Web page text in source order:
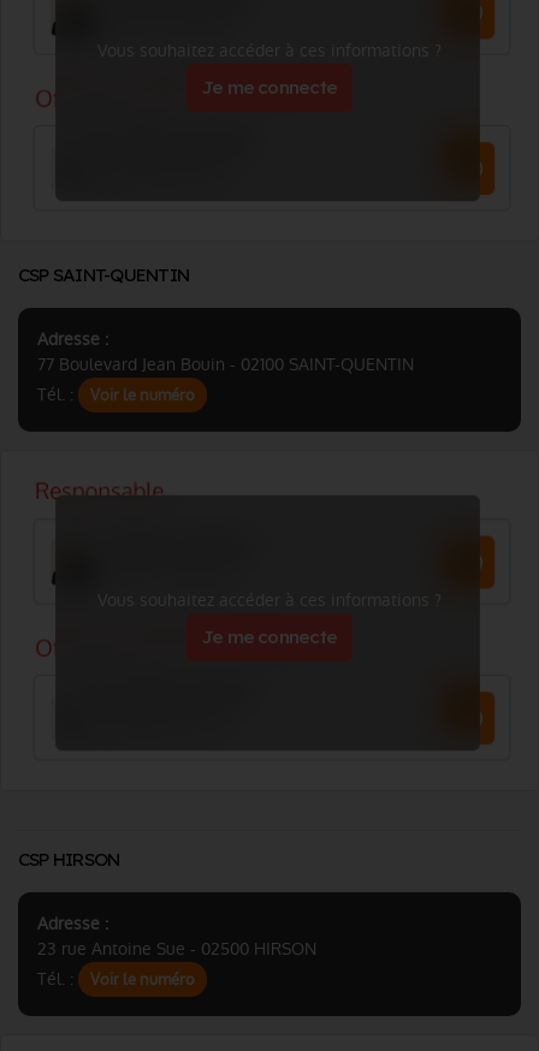
Vous souhaitez accéder à ces informations ?
Je me connecte
CSP SAINT-QUENTIN
Adresse :
77 Boulevard Jean Bouin - 02100 SAINT-QUENTIN
Tél. :
Voir le numéro
Vous souhaitez accéder à ces informations ?
Je me connecte
CSP HIRSON
Adresse :
23 rue Antoine Sue - 02500 HIRSON
Tél. :
Voir le numéro